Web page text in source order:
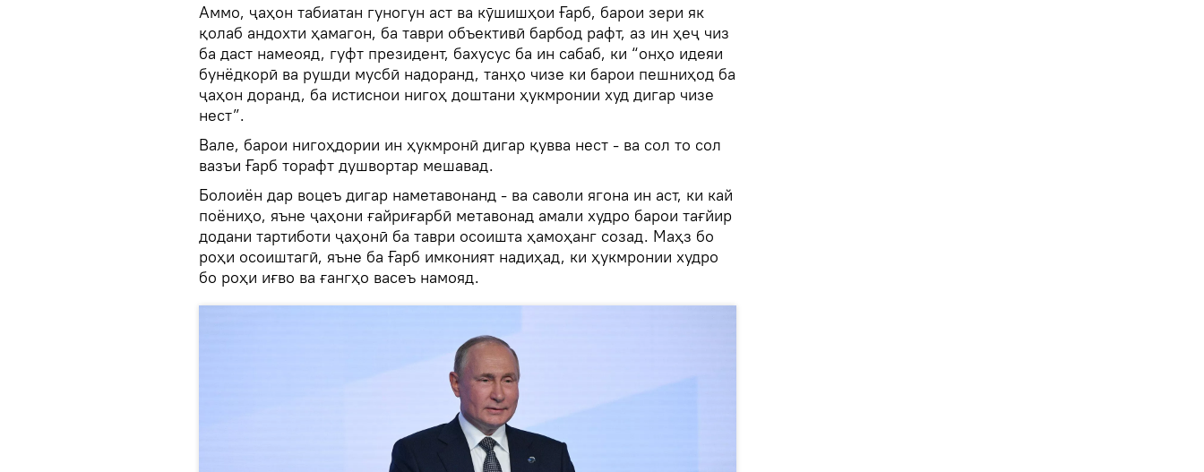
Аммо, ҷаҳон табиатан гуногун аст ва кӯшишҳои Ғарб, барои зери як
қолаб андохти ҳамагон, ба таври объективӣ барбод рафт, аз ин ҳеҷ чиз
ба даст намеояд, гуфт президент, бахусус ба ин сабаб, ки “онҳо идеяи
бунёдкорӣ ва рушди мусбӣ надоранд, танҳо чизе ки барои пешниҳод ба
ҷаҳон доранд, ба истиснои нигоҳ доштани ҳукмронии худ дигар чизе
нест”.
Вале, барои нигоҳдории ин ҳукмронӣ дигар қувва нест - ва сол то сол
вазъи Ғарб торафт душвортар мешавад.
Болоиён дар воцеъ дигар наметавонанд - ва саволи ягона ин аст, ки кай
поёниҳо, яъне ҷаҳони ғайриғарбӣ метавонад амали худро барои тағйир
додани тартиботи ҷаҳонӣ ба таври осоишта ҳамоҳанг созад. Маҳз бо
роҳи осоиштагӣ, яъне ба Ғарб имконият надиҳад, ки ҳукмронии худро
бо роҳи иғво ва ғангҳо васеъ намояд.